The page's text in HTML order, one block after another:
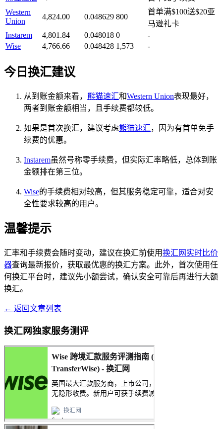
Western
Union
4,824.00 0.048629 800
首单满$100送$20亚
马逊礼卡
Instarem
4,801.84 0.048018 0
-
Wise
4,766.66 0.048428 1,573 -
今日换汇建议
从到账金额来看， 熊猫速汇和Western Union表现最好，
两者到账金额相当，且手续费都较低。
如果是首次换汇，建议考虑熊猫速汇，因为有首单免手
续费的优惠。
Instarem虽然号称零手续费，但实际汇率略低，总体到账
金额排在第三位。
Wise的手续费相对较高，但其服务稳定可靠，适合对安
全性要求较高的用户。
温馨提示
汇率和手续费会随时变动，建议在换汇前使用换汇网实时比价
器查询最新报价，获取最优惠的换汇方案。此外，首次使用任
何换汇平台时，建议先小额尝试，确认安全可靠后再进行大额
换汇。
← 返回文章列表
换汇网独家服务测评